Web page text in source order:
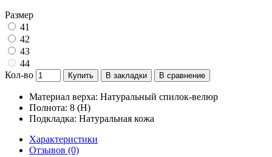
Размер
41
42
43
44
Кол-во
Купить В закладки В сравнение
Материал верха: Натуральный спилок-велюр
Полнота: 8 (H)
Подкладка: Натуральная кожа
Характеристики
Отзывов (0)